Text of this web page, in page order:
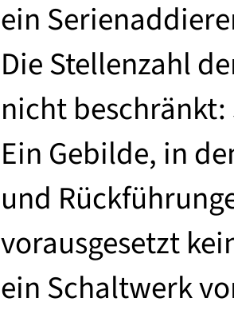
ein
Die Stellenzahl
nicht
Ein Gebilde, in
und
vorausgesetzt
ein Schaltwerk